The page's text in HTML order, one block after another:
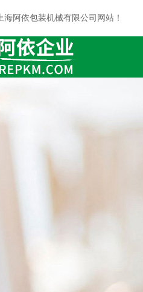
海阿依包装机械有限公司网站！